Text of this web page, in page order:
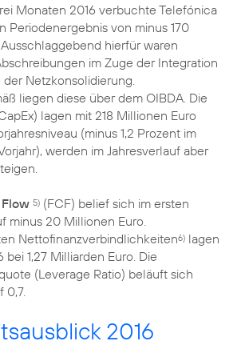
Monaten 2016 verbuchte Telefónica
Periodenergebnis von minus 170
hierfür waren
im Zuge der Integration
Netzkonsolidierung.
liegen diese über dem OIBDA. Die
lagen mit 218 Millionen Euro
(minus 1,2 Prozent im
werden im Jahresverlauf aber
5) (FCF) belief sich im ersten
minus 20 Millionen Euro.
Nettofinanzverbindlichkeiten6) lagen
bei 1,27 Milliarden Euro. Die
(Leverage Ratio) beläuft sich
0,7.
2016